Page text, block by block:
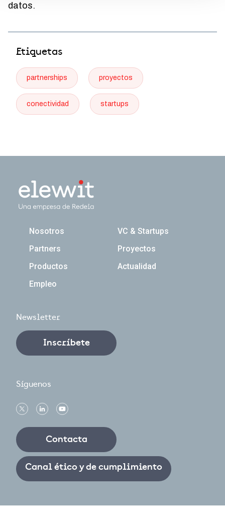
datos.
Etiquetas
partnerships proyectos
conectividad startups
Navegación principal
Nosotros
VC & Startups
Partners
Proyectos
Productos
Actualidad
Empleo
Newsletter
Inscríbete
Síguenos
Contacta
Canal ético y de cumplimiento